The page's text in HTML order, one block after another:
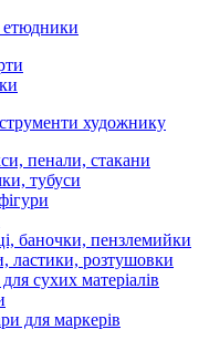
художнику
пенали, стакани
тубуси
баночки, пензлемийки
ластики, розтушовки
сухих матеріалів
для маркерів